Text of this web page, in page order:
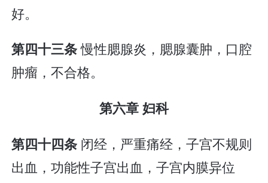
好。
第四十三条慢性腮腺炎，腮腺囊肿，口腔
肿瘤，不合格。
第六章 妇科
第四十四条 闭经，严重痛经，子宫不规则
出血，功能性子宫出血，子宫内膜异位